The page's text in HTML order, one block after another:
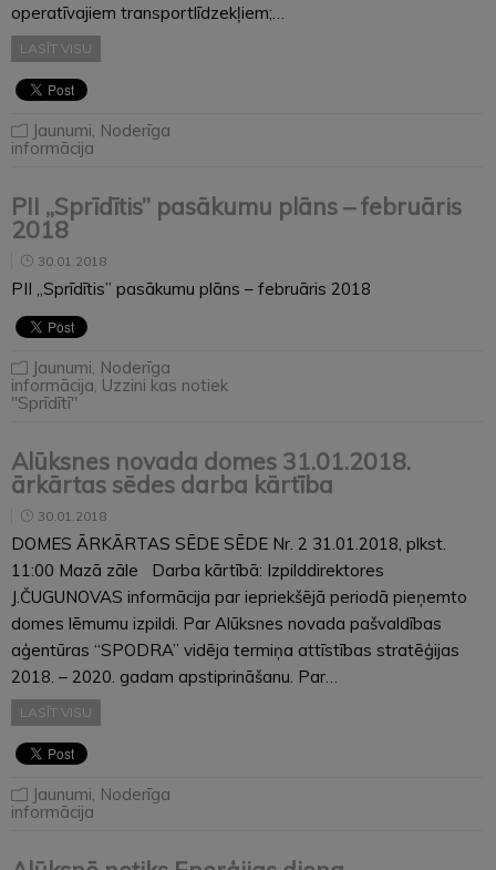
operatīvajiem transportlīdzekļiem;…
LASĪT VISU
Jaunumi Noderīga
informācija
PII „Sprīdītis” pasākumu plāns – februāris
2018
30.01.2018
PII „Sprīdītis” pasākumu plāns – februāris 2018
Jaunumi Noderīga
informācija Uzzini kas notiek
"Sprīdītī"
Alūksnes novada domes 31.01.2018.
ārkārtas sēdes darba kārtība
30.01.2018
DOMES ĀRKĀRTAS SĒDE SĒDE Nr. 2 31.01.2018, plkst.
11:00 Mazā zāle Darba kārtībā: Izpilddirektores
J.ČUGUNOVAS informācija par iepriekšējā periodā pieņemto
domes lēmumu izpildi. Par Alūksnes novada pašvaldības
aģentūras “SPODRA” vidēja termiņa attīstības stratēģijas
2018. – 2020. gadam apstiprināšanu. Par…
LASĪT VISU
Jaunumi Noderīga
informācija